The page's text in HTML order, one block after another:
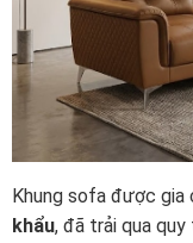
Khung sofa được gia
khẩu, đã trải qua